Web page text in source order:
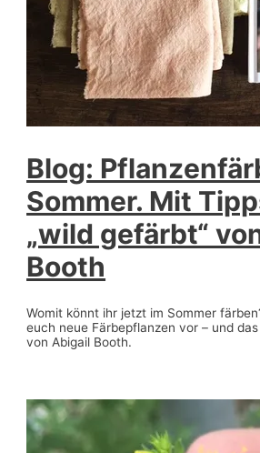
Blog:
Sommer. Mit
„wild gefärbt“
Booth
Womit könnt ihr jetzt im Sommer
euch neue Färbepflanzen vor – und
von Abigail Booth.